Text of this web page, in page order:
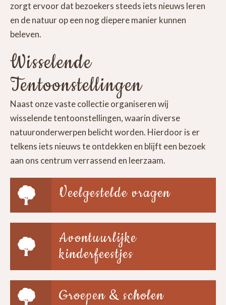
zorgt ervoor dat bezoekers steeds iets nieuws leren
en de natuur op een nog diepere manier kunnen
beleven.
Wisselende
Tentoonstellingen
Naast onze vaste collectie organiseren wij
wisselende tentoonstellingen, waarin diverse
natuuronderwerpen belicht worden. Hierdoor is er
telkens iets nieuws te ontdekken en blijft een bezoek
aan ons centrum verrassend en leerzaam.
Veelgestelde vragen
Avontuurlijke
kinderfeestjes
Groepen & scholen